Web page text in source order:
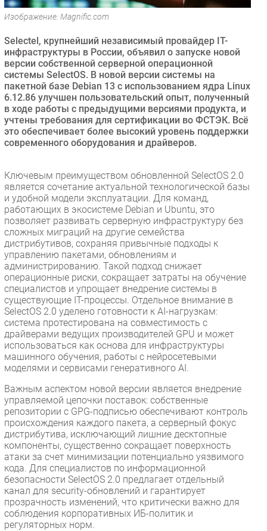
Безопасность
CIO/Управление ИТ
Гаджеты
Здоровье
РАЗДЕЛЫ
Новости
Интервью
Мероприятия
Проекты
IT класс
Тестовый стенд
Каталог компаний
Изображение: Magnific.com
Selectel, крупнейший независимый провайдер IT-
инфраструктуры в России, объявил о запуске новой
версии собственной серверной операционной
системы SelectOS. В новой версии системы на
пакетной базе Debian 13 c использованием ядра Linux
6.12.86 улучшен пользовательский опыт, полученный
в ходе работы с предыдущими версиями продукта, и
учтены требования для сертификации во ФСТЭК. Всё
это обеспечивает более высокий уровень поддержки
современного оборудования и драйверов.
Ключевым преимуществом обновленной SelectOS 2.0
является сочетание актуальной технологической базы
и удобной модели эксплуатации. Для команд,
работающих в экосистеме Debian и Ubuntu, это
позволяет развивать серверную инфраструктуру без
сложных миграций на другие семейства
дистрибутивов, сохраняя привычные подходы к
управлению пакетами, обновлениям и
администрированию. Такой подход снижает
операционные риски, сокращает затраты на обучение
специалистов и упрощает внедрение системы в
существующие IТ-процессы. Отдельное внимание в
SelectOS 2.0 уделено готовности к AI-нагрузкам:
система протестирована на совместимость с
драйверами ведущих производителей GPU и может
использоваться как основа для инфраструктуры
машинного обучения, работы с нейросетевыми
моделями и сервисами генеративного AI.
Важным аспектом новой версии является внедрение
управляемой цепочки поставок: собственные
репозитории с GPG-подписью обеспечивают контроль
происхождения каждого пакета, а серверный фокус
дистрибутива, исключающий лишние десктопные
компоненты, существенно сокращает поверхность
атаки за счет минимизации потенциально уязвимого
кода. Для специалистов по информационной
безопасности SelectOS 2.0 предлагает отдельный
канал для security-обновлений и гарантирует
прозрачность изменений, что критически важно для
соблюдения корпоративных ИБ-политик и
регуляторных норм.